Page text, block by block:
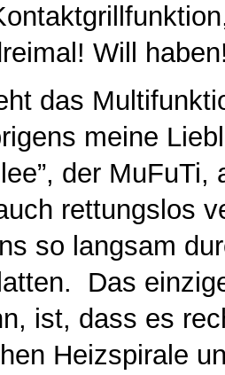
Will
das
meine
der
rettungslos
so langsam
Das
ist, dass es
Heizspirale